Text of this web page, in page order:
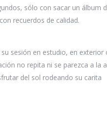
sólo con sacar un álbum
recuerdos de calidad.
sesión en estudio, en
no repita ni se parezca a
del sol rodeando su carita